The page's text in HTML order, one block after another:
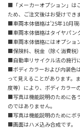
■「メーカーオプション」は
ため、ご注文後はお受けでき
■車両本体価格は'25年10月現
■車両本体価格はタイヤパン
■車両本体価格にはオプショ
■保険料、税金（除く消費税
■自動車リサイクル法の施行
■ボディカラーおよび内装色
って見えることがあります。
度等）により、ボディカラー
■写真は機能説明のために各
のではありません。
■写真は機能説明のためにボ
■画面はハメ込み合成です。